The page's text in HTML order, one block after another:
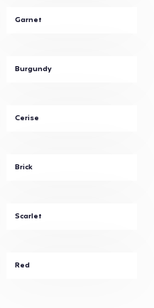
Garnet
Burgundy
Cerise
Brick
Scarlet
Red